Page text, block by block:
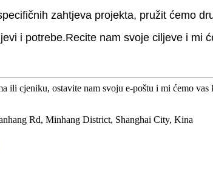
zahtjeva projekta, pružit ćemo
i potrebe.Recite nam svoje ciljeve i mi
ili cjeniku, ostavite nam svoju e-poštu i mi ćemo vas
Rd, Minhang District, Shanghai City, Kina